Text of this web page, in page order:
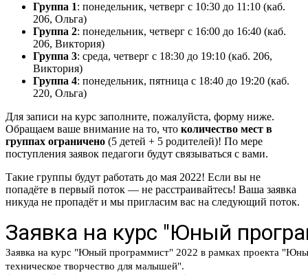
Группа 1: понедельник, четверг с 10:30 до 11:10 (каб.
206, Ольга)
Группа 2: понедельник, четверг с 16:00 до 16:40 (каб.
206, Виктория)
Группа 3: среда, четверг с 18:30 до 19:10 (каб. 206,
Виктория)
Группа 4: понедельник, пятница с 18:40 до 19:20 (каб.
220, Ольга)
Для записи на курс заполните, пожалуйста, форму ниже.
Обращаем ваше внимание на то, что количество мест в
группах ограничено (5 детей + 5 родителей)! По мере
поступления заявок педагоги будут связываться с вами.
Такие группы будут работать до мая 2022! Если вы не
попадёте в первый поток — не расстраивайтесь! Ваша заявка
никуда не пропадёт и мы пригласим вас на следующий поток.